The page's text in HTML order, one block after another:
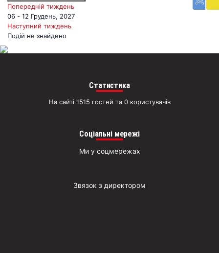
Попередній тиждень
06 - 12 Грудень, 2027
Наступний тиждень
Подій не знайдено
Статистика
На сайті 1515 гостей та 0 користувачів
Соціальні мережі
Ми у соцмережах
Звязок з директором